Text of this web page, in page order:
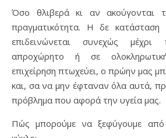
Όσο θλιβερά κι αν ακούγονται
πραγματικότητα. Η δε κατάσταση
επιδεινώνεται συνεχώς
απροχώρητο ή σε
επιχείρηση πτωχεύει, ο πρώην μας
και, σα να μην έφταναν όλα αυτά,
πρόβλημα που αφορά την υγεία μας.
Πώς μπορούμε να ξεφύγουμε